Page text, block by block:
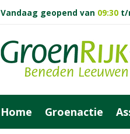
Vandaag geopend van 09:30 t/
Home Groenactie